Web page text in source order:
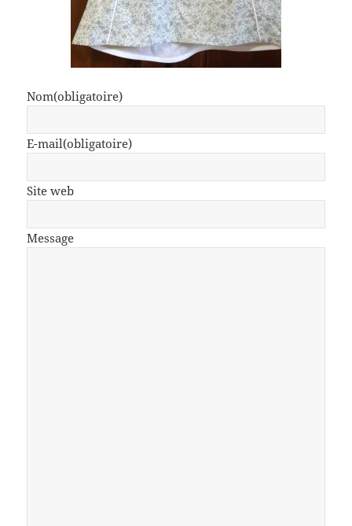
Nom(obligatoire)
E-mail(obligatoire)
Site web
Message